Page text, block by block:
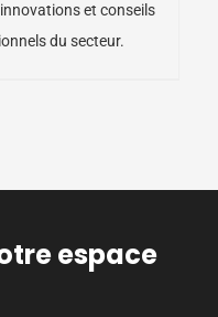
et conseils
du secteur.
espace